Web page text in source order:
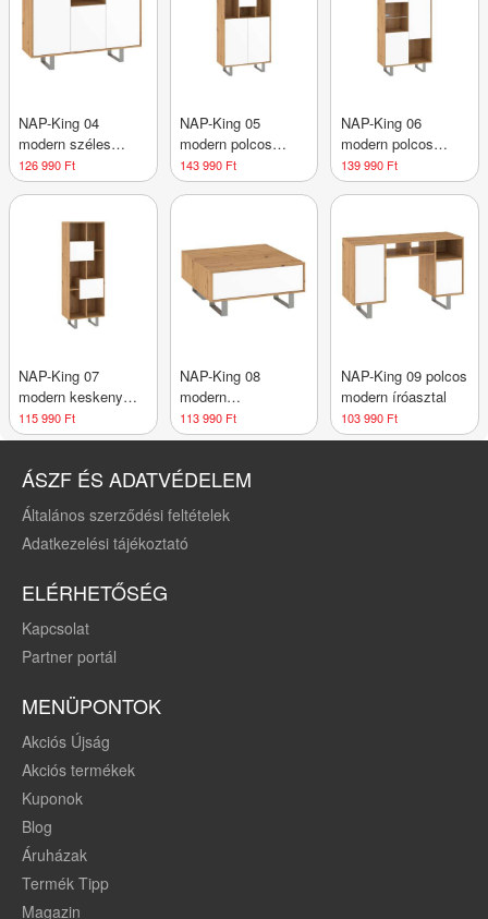
NAP-King 04
modern széles
polcos komód
126 990 Ft
NAP-King 05
modern polcos
szekrény
143 990 Ft
NAP-King 06
modern polcos
szekrény
139 990 Ft
NAP-King 07
modern keskeny
polcos szekrény
115 990 Ft
NAP-King 08
modern
dohányzóasztal
113 990 Ft
NAP-King 09 polcos
modern íróasztal
103 990 Ft
ÁSZF ÉS ADATVÉDELEM
Általános szerződési feltételek
Adatkezelési tájékoztató
ELÉRHETŐSÉG
Kapcsolat
Partner portál
MENÜPONTOK
Akciós Újság
Akciós termékek
Kuponok
Blog
Áruházak
Termék Tipp
Magazin